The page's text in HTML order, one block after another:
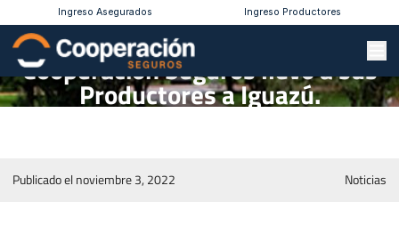
Ingreso Asegurados Ingreso Productores
Cooperación Seguros llevó a sus
Productores a Iguazú.
Publicado el noviembre 3, 2022 Noticias